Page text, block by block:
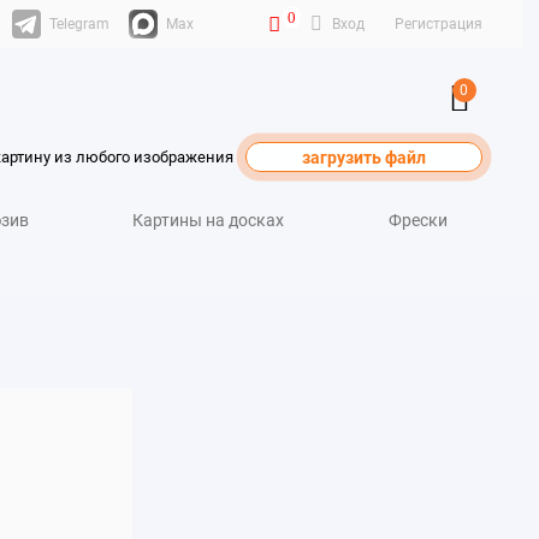
Telegram Max 0 Вход Регистрация
0
из любого изображения загрузить файл
Картины на досках Фрески